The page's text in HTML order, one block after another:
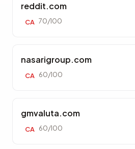
reddit.com
CA 70/100
nasarigroup.com
CA 60/100
gmvaluta.com
CA 60/100